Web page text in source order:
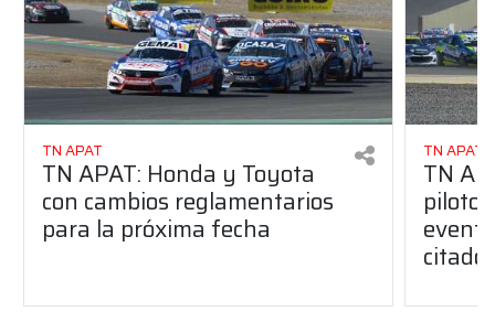
TN APAT
TN APAT: Honda y Toyota
con cambios reglamentarios
para la próxima fecha
TN APAT
TN
piloto
citado